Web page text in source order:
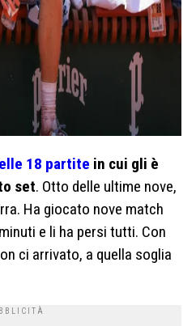
18 partite in cui gli è
set. Otto delle ultime nove,
Ha giocato nove match
e li ha persi tutti. Con
ci arrivato, a quella soglia